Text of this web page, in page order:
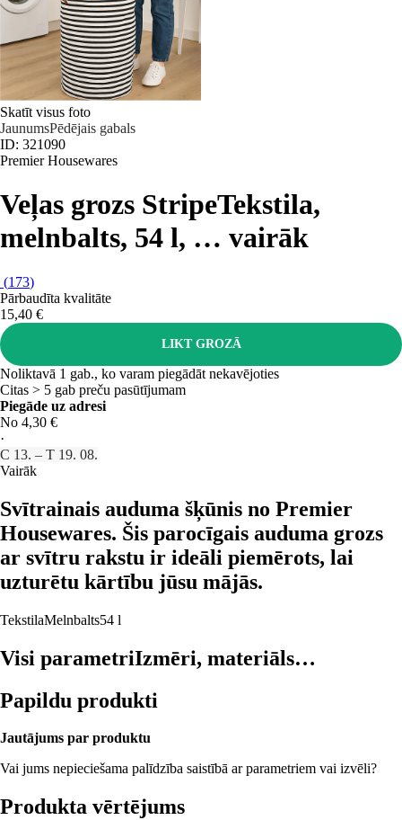
Skatīt visus foto
JaunumsPēdējais gabals
ID: 321090
Premier Housewares
Veļas grozs StripeTekstila,
melnbalts, 54 l, … vairāk
(173)
Pārbaudīta kvalitāte
15,40 €
LIKT GROZĀ
Noliktavā 1 gab., ko varam piegādāt nekavējoties
Citas > 5 gab preču pasūtījumam
Piegāde uz adresi
No 4,30 €
·
C 13. – T 19. 08.
Vairāk
Svītrainais auduma šķūnis no Premier
Housewares. Šis parocīgais auduma grozs
ar svītru rakstu ir ideāli piemērots, lai
uzturētu kārtību jūsu mājās.
TekstilaMelnbalts54 l
Visi parametriIzmēri, materiāls…
Papildu produkti
Jautājums par produktu
Vai jums nepieciešama palīdzība saistībā ar parametriem vai izvēli?
Produkta vērtējums